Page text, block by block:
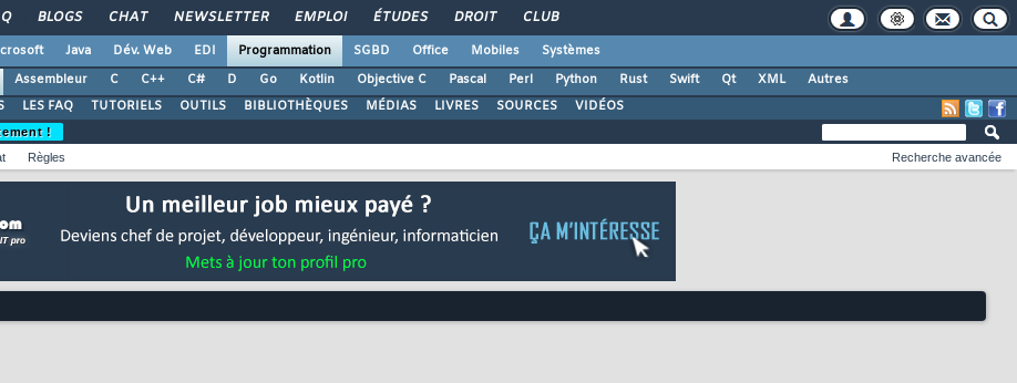
BLOGS CHAT NEWSLETTER EMPLOI ÉTUDES DROIT CLUB
Java Dév. Web EDI Programmation SGBD Office Mobiles
Systèmes
Assembleur C C++ C# D Go Kotlin Objective C Pascal Perl Python Rust Swift Qt XML
Autres
LES FAQ TUTORIELS OUTILS BIBLIOTHÈQUES MÉDIAS LIVRES SOURCES VIDÉOS
!
Règles Recherche avancée